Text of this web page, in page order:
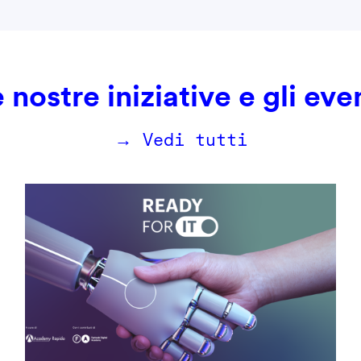
nostre iniziative e gli
→ Vedi tutti